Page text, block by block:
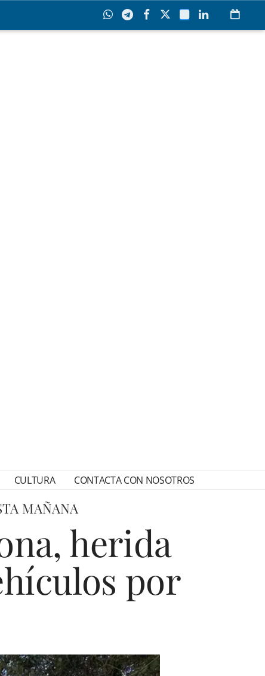
CULTURA CONTACTA CON NOSOTROS
MAÑANA
herida
por